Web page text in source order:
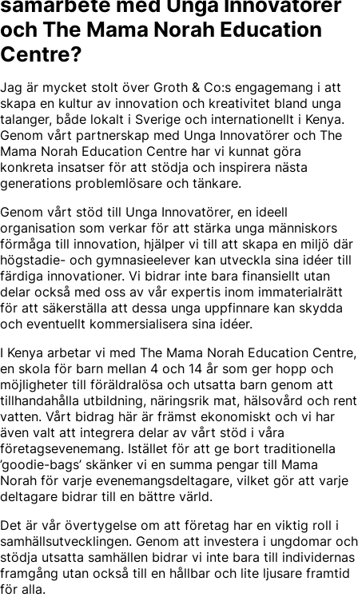
och The Mama Norah Education
Centre?
Jag är mycket stolt över Groth & Co:s engagemang i att
skapa en kultur av innovation och kreativitet bland unga
talanger, både lokalt i Sverige och internationellt i Kenya.
Genom vårt partnerskap med Unga Innovatörer och The
Mama Norah Education Centre har vi kunnat göra
konkreta insatser för att stödja och inspirera nästa
generations problemlösare och tänkare.
Genom vårt stöd till Unga Innovatörer, en ideell
organisation som verkar för att stärka unga människors
förmåga till innovation, hjälper vi till att skapa en miljö där
högstadie- och gymnasieelever kan utveckla sina idéer till
färdiga innovationer. Vi bidrar inte bara finansiellt utan
delar också med oss av vår expertis inom immaterialrätt
för att säkerställa att dessa unga uppfinnare kan skydda
och eventuellt kommersialisera sina idéer.
I Kenya arbetar vi med The Mama Norah Education Centre,
en skola för barn mellan 4 och 14 år som ger hopp och
möjligheter till föräldralösa och utsatta barn genom att
tillhandahålla utbildning, näringsrik mat, hälsovård och rent
vatten. Vårt bidrag här är främst ekonomiskt och vi har
även valt att integrera delar av vårt stöd i våra
företagsevenemang. Istället för att ge bort traditionella
’goodie-bags’ skänker vi en summa pengar till Mama
Norah för varje evenemangsdeltagare, vilket gör att varje
deltagare bidrar till en bättre värld.
Det är vår övertygelse om att företag har en viktig roll i
samhällsutvecklingen. Genom att investera i ungdomar och
stödja utsatta samhällen bidrar vi inte bara till individernas
framgång utan också till en hållbar och lite ljusare framtid
för alla.